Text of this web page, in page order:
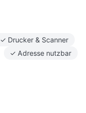
✓ Drucker & Scanner
✓ Adresse nutzbar